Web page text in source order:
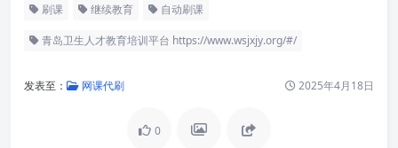
刷课 继续教育 自动刷课
青岛卫生人才教育培训平台 https://www.wsjxjy.org/#/
发表至： 网课代刷 2025年4月18日
0